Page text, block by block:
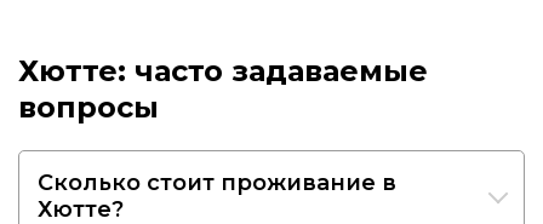
Хютте: часто задаваемые
вопросы
Сколько стоит проживание в
Хютте?